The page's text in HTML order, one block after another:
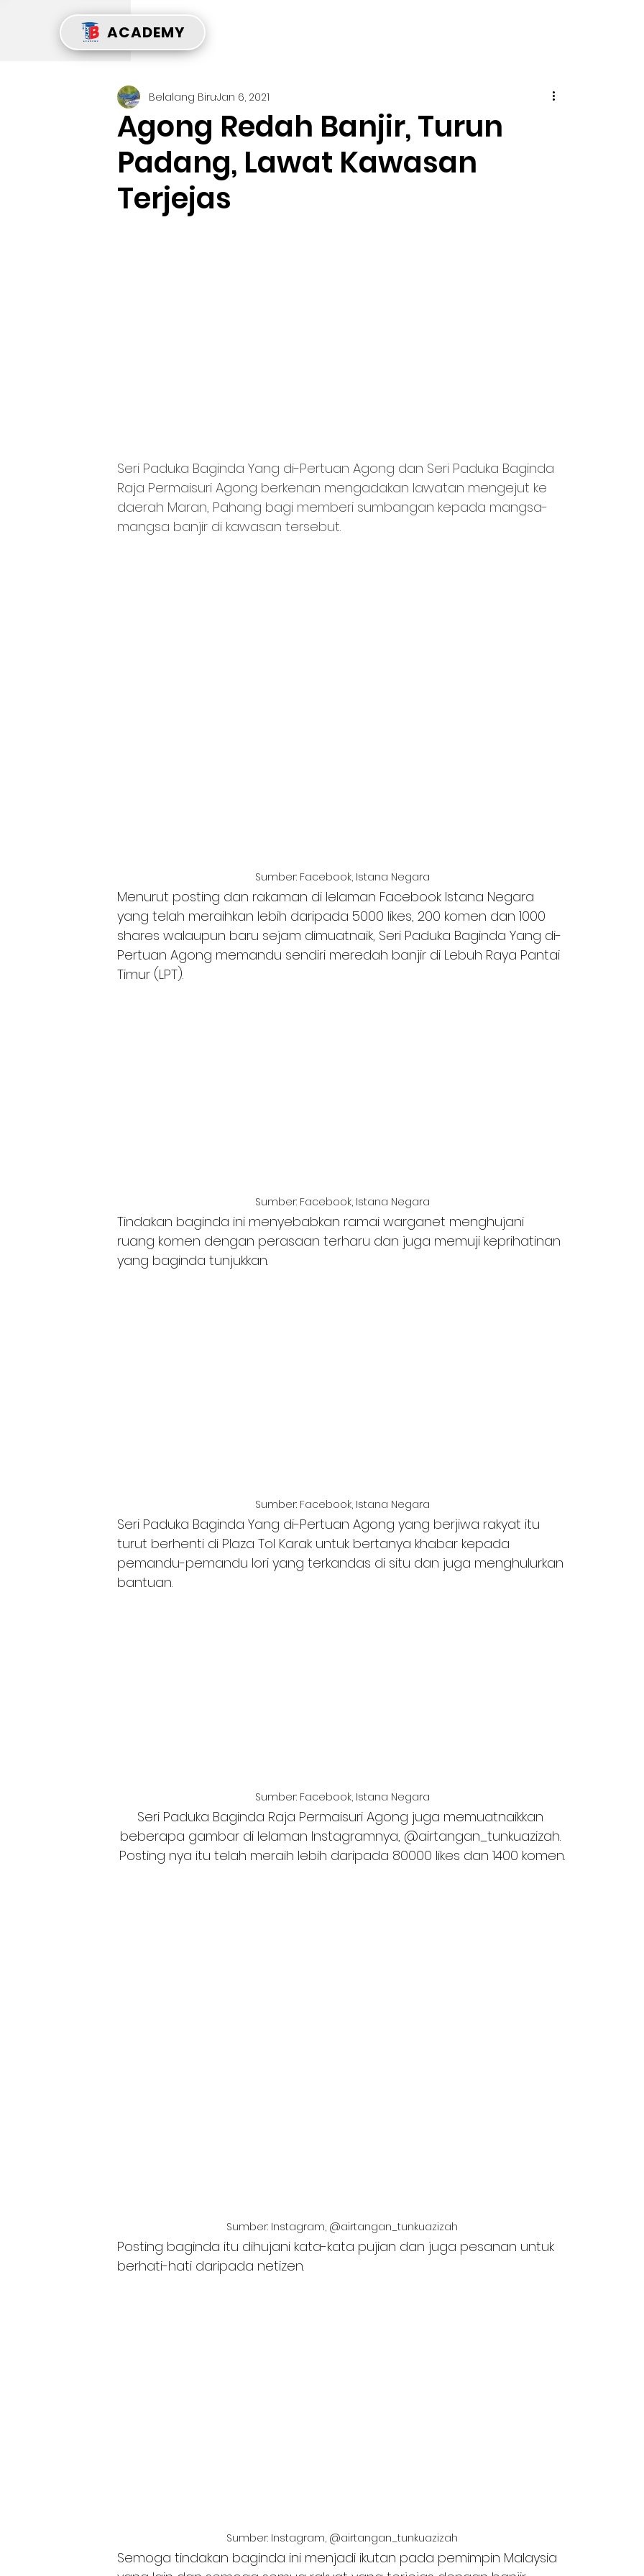
ACADEMY
Agong Redah Banjir, Turun
Padang, Lawat Kawasan
Terjejas
Belalang BiruJan 6, 2021
Seri Paduka Baginda Yang di-Pertuan Agong dan Seri Paduka Baginda
Raja Permaisuri Agong berkenan mengadakan lawatan mengejut ke
daerah Maran, Pahang bagi memberi sumbangan kepada mangsa-
mangsa banjir di kawasan tersebut.
Sumber: Facebook, Istana Negara
Menurut posting dan rakaman di lelaman Facebook Istana Negara
yang telah meraihkan lebih daripada 5000 likes, 200 komen dan 1000
shares walaupun baru sejam dimuatnaik, Seri Paduka Baginda Yang di-
Pertuan Agong memandu sendiri meredah banjir di Lebuh Raya Pantai
Timur (LPT).
Sumber: Facebook, Istana Negara
Tindakan baginda ini menyebabkan ramai warganet menghujani
ruang komen dengan perasaan terharu dan juga memuji keprihatinan
yang baginda tunjukkan.
Sumber: Facebook, Istana Negara
Seri Paduka Baginda Yang di-Pertuan Agong yang berjiwa rakyat itu
turut berhenti di Plaza Tol Karak untuk bertanya khabar kepada
pemandu-pemandu lori yang terkandas di situ dan juga menghulurkan
bantuan.
Sumber: Facebook, Istana Negara
Seri Paduka Baginda Raja Permaisuri Agong juga memuatnaikkan
beberapa gambar di lelaman Instagramnya, @airtangan_tunkuazizah.
Posting nya itu telah meraih lebih daripada 80000 likes dan 1400 komen.
Sumber: Instagram, @airtangan_tunkuazizah
Posting baginda itu dihujani kata-kata pujian dan juga pesanan untuk
berhati-hati daripada netizen.
Sumber: Instagram, @airtangan_tunkuazizah
Semoga tindakan baginda ini menjadi ikutan pada pemimpin Malaysia